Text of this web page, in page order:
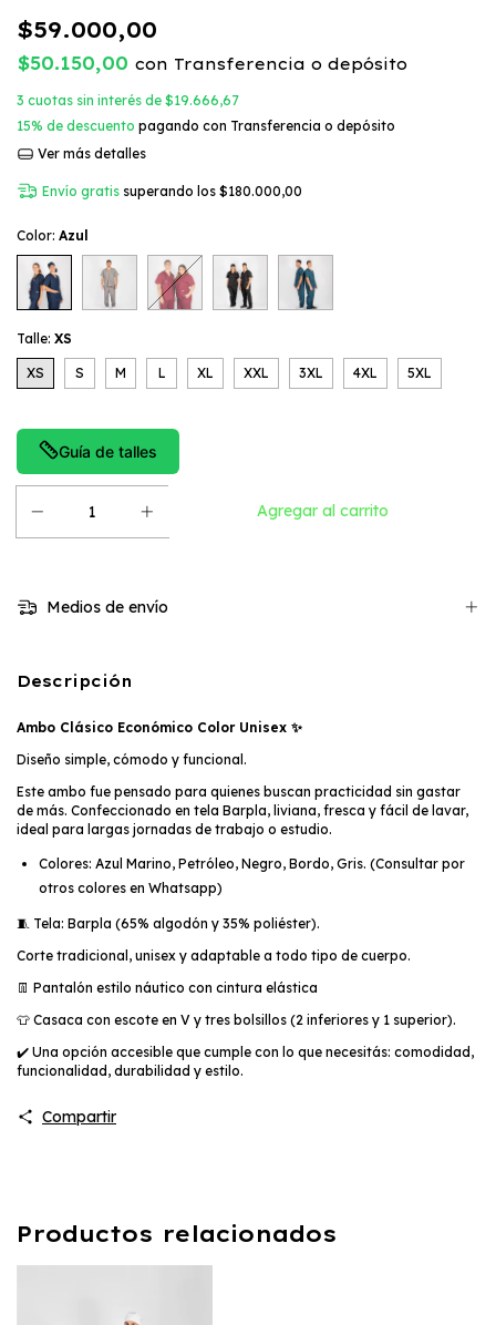
$59.000,00
$50.150,00 con Transferencia o depósito
3 cuotas sin interés de $19.666,67
15% de descuento pagando con Transferencia o depósito
Ver más detalles
Envío gratis superando los $180.000,00
Color: Azul
Talle: XS
XS S M L XL XXL 3XL 4XL 5XL
Guía de talles
Medios de envío
Descripción
Ambo Clásico Económico Color Unisex ✨
Diseño simple, cómodo y funcional.
Este ambo fue pensado para quienes buscan practicidad sin gastar
de más. Confeccionado en tela Barpla, liviana, fresca y fácil de lavar,
ideal para largas jornadas de trabajo o estudio.
Colores: Azul Marino, Petróleo, Negro, Bordo, Gris. (Consultar por
otros colores en Whatsapp)
🧵 Tela: Barpla (65% algodón y 35% poliéster).
Corte tradicional, unisex y adaptable a todo tipo de cuerpo.
👖 Pantalón estilo náutico con cintura elástica
👕 Casaca con escote en V y tres bolsillos (2 inferiores y 1 superior).
✔️ Una opción accesible que cumple con lo que necesitás: comodidad,
funcionalidad, durabilidad y estilo.
Compartir
Productos relacionados